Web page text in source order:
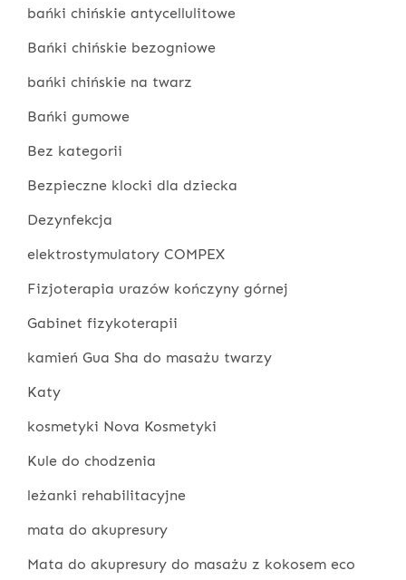
bańki chińskie antycellulitowe
Bańki chińskie bezogniowe
bańki chińskie na twarz
Bańki gumowe
Bez kategorii
Bezpieczne klocki dla dziecka
Dezynfekcja
elektrostymulatory COMPEX
Fizjoterapia urazów kończyny górnej
Gabinet fizykoterapii
kamień Gua Sha do masażu twarzy
Katy
kosmetyki Nova Kosmetyki
Kule do chodzenia
leżanki rehabilitacyjne
mata do akupresury
Mata do akupresury do masażu z kokosem eco